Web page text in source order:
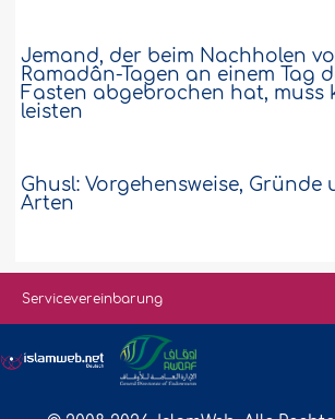
Jemand, der beim Nachholen
Ramadân-Tagen an einem Tag
Fasten abgebrochen hat, muss
leisten
Ghusl: Vorgehensweise, Gründe
Arten
Servicevereinbarung